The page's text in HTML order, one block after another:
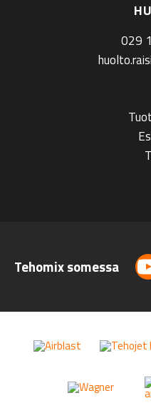
029
Tehomix somessa